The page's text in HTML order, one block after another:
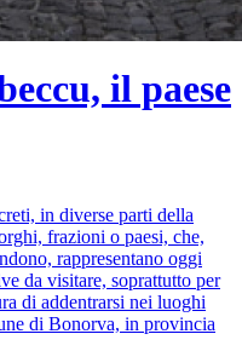
il paese
in diverse parti della
frazioni o paesi, che,
rappresentano oggi
da visitare, soprattutto per
di addentrarsi nei luoghi
di Bonorva, in provincia